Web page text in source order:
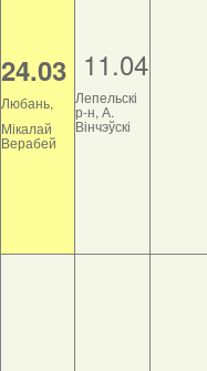
24.03
Любань,
Мікалай
Верабей
11.04
Лепельскі
р-н, А.
Вінчэўскі